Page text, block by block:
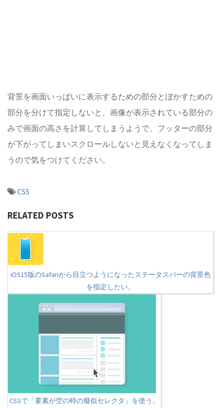
背景を画面いっぱいに表示するための部分とぼかすための
部分を分けて指定しないと、画像が表示されている部分の
みで画面の高さを計算してしまうようで、フッターの部分
が下がってしまいスクロールしないと見えなくなってしま
うので気をつけてください。
CSS
RELATED POSTS
iOS15版のSafariから目立つようになったステータスバーの背景色
を指定したい。
CSSで「要素が空の時の擬似セレクタ」を使う。